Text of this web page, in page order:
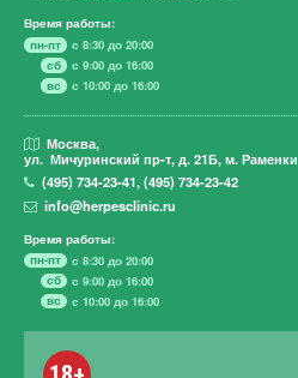
Время работы:
пн-пт
с 8:30 до 20:00
сб
с 9:00 до 16:00
вс
с 10:00 до 16:00
Москва,
ул. Мичуринский пр-т, д. 21Б, м. Раменки
(495)734-23-41,(495)734-23-42
info@herpesclinic.ru
Время работы:
пн-пт
с 8:30 до 20:00
сб
с 9:00 до 16:00
вс
с 10:00 до 16:00